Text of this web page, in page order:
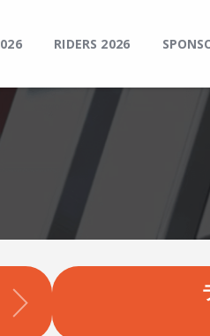
RIDERS 2026
Promotion TOP